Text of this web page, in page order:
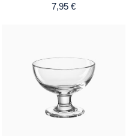
7,95 €